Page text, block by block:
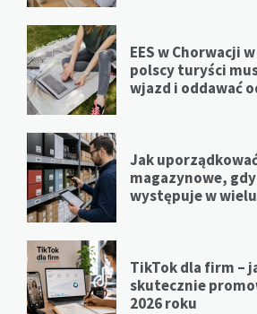
EES w Chorwacji
polscy turyści
wjazd i oddawać
Jak
magazynowe,
występuje w
TikTok dla firm –
skutecznie
2026 roku